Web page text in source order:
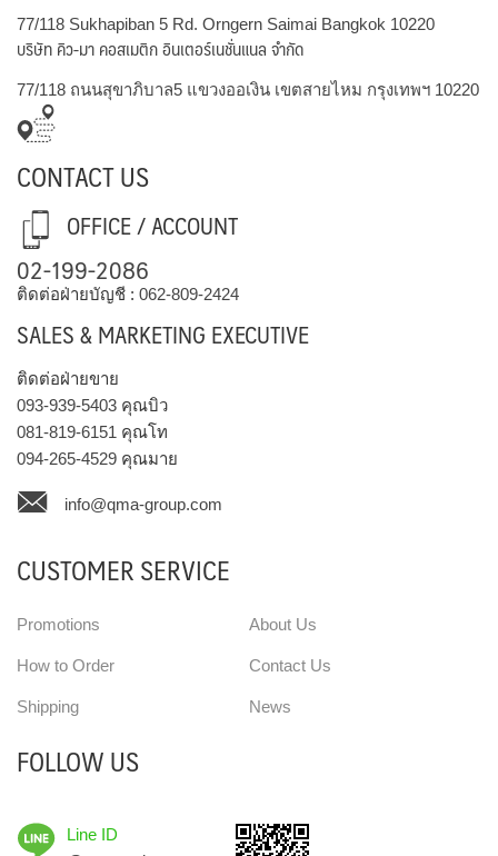
77/118 Sukhapiban 5 Rd. Orngern Saimai Bangkok 10220
บริษัท คิว-มา คอสเมติก อินเตอร์เนชั่นแนล จำกัด
77/118 ถนนสุขาภิบาล5 แขวงออเงิน เขตสายไหม กรุงเทพฯ 10220
CONTACT US
OFFICE / ACCOUNT
02-199-2086
ติดต่อฝ่ายบัญชี : 062-809-2424
SALES & MARKETING EXECUTIVE
ติดต่อฝ่ายขาย
093-939-5403 คุณบิว
081-819-6151 คุณโท
094-265-4529 คุณมาย
info@qma-group.com
CUSTOMER SERVICE
Promotions
How to Order
Shipping
About Us
Contact Us
News
FOLLOW US
Line ID